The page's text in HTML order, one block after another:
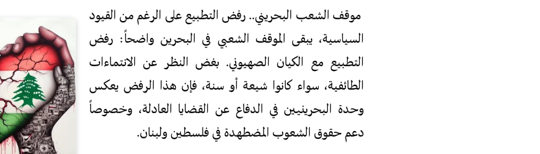
موقف الشعب البحريني.. رفض التطبيع على الرغم من القيود
السياسية، يبقى الموقف الشعبي في البحرين واضحاً: رفض
التطبيع مع الكيان الصهيوني. بغض النظر عن الانتماءات
الطائفية، سواء كانوا شيعة أو سنة، فإن هذا الرفض يعكس
وحدة البحرينيين في الدفاع عن القضايا العادلة، وخصوصاً
دعم حقوق الشعوب المضطهدة في فلسطين ولبنان.